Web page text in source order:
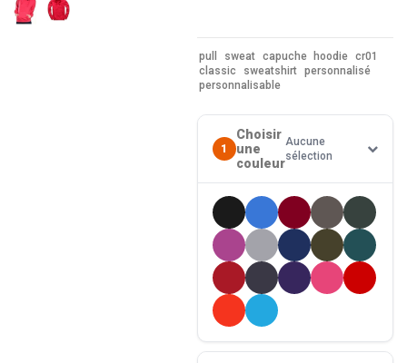
pull sweat capuche hoodie cr01
classic
sweatshirt personnalisé
personnalisable
1
Choisir
une
couleur
Aucune
sélection